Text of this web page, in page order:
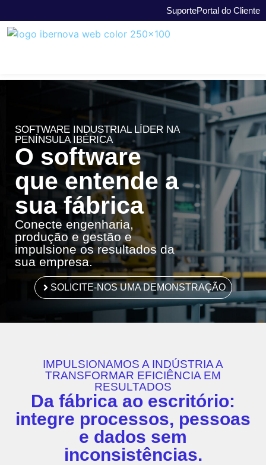
SuportePortal do Cliente
SOFTWARE INDUSTRIAL LÍDER NA
PENÍNSULA IBÉRICA
O software
que entende a
sua fábrica
Conecte engenharia,
produção e gestão e
impulsione os resultados da
sua empresa.
SOLICITE-NOS UMA DEMONSTRAÇÃO
IMPULSIONAMOS A INDÚSTRIA A
TRANSFORMAR EFICIÊNCIA EM
RESULTADOS
Da fábrica ao escritório:
integre processos, pessoas
e dados sem
inconsistências.